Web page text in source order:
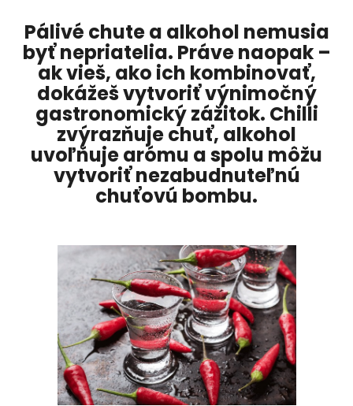
Pálivé chute a alkohol nemusia
byť nepriatelia. Práve naopak –
ak vieš, ako ich kombinovať,
dokážeš vytvoriť výnimočný
gastronomický zážitok. Chilli
zvýrazňuje chuť, alkohol
uvoľňuje arómu a spolu môžu
vytvoriť nezabudnuteľnú
chuťovú bombu.
b
u
HĽADAŤ